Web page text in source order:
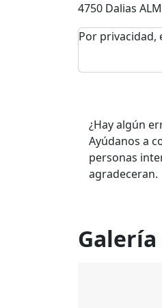
4750 Dalias
Por privacidad,
¿Hay algún
Ayúdanos a
personas
agradeceran.